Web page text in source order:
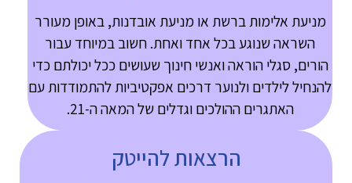
מניעת אלימות ברשת או מניעת אובדנות, באופן מעורר
השראה שנוגע בכל אחד ואחת. חשוב במיוחד עבור
הורים, סגלי הוראה ואנשי חינוך שעושים ככל יכולתם כדי
להנחיל לילדים ולנוער דרכים אפקטיביות להתמודדות עם
האתגרים ההולכים וגדלים של המאה ה-21.
הרצאות להייטק